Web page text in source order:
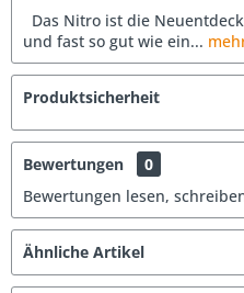
Das Nitro ist die
und fast so gut wie ein...
Produktsicherheit
Bewertungen
0
Bewertungen lesen,
Ähnliche Artikel